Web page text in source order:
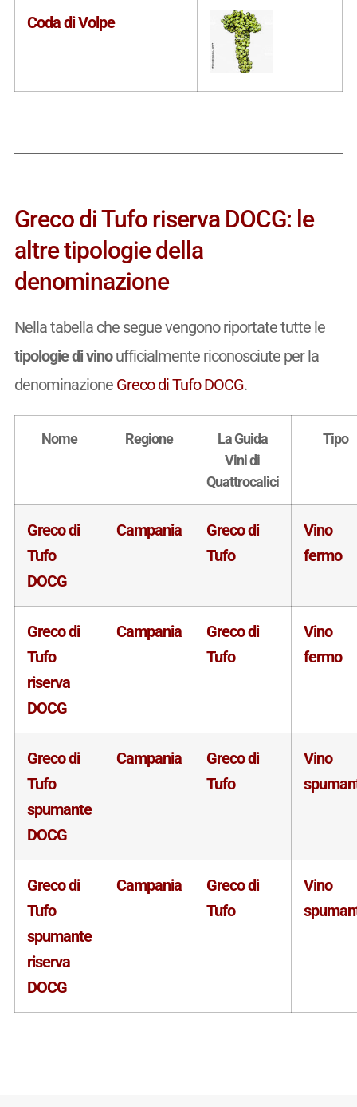
Coda di Volpe
Greco di Tufo riserva DOCG: le
altre tipologie della
denominazione
Nella tabella che segue vengono riportate tutte le
tipologie di vinoufficialmente riconosciute per la
denominazione Greco di Tufo DOCG.
Nome Regione
La Guida
Vini di
Quattrocalici
Tipo
Greco di
Tufo
DOCG
Campania
Greco di
Tufo
Vino
fermo
Greco di
Tufo
riserva
DOCG
Campania
Greco di
Tufo
Vino
fermo
Greco di
Tufo
spumante
DOCG
Campania
Greco di
Tufo
Vino
Greco di
Tufo
spumante
riserva
DOCG
Campania
Greco di
Tufo
Vino